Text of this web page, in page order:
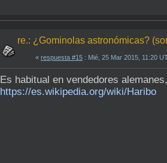
re.: ¿Gominolas astronómicas?
« respuesta #15 : Mié, 25 Mar 2015, 11:20
Es habitual en vendedores
https://es.wikipedia.org/wiki/Haribo